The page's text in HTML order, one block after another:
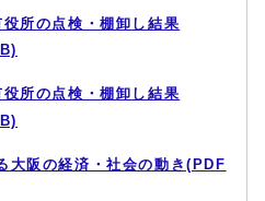
所の点検・棚卸し結果
所の点検・棚卸し結果
阪の経済・社会の動き(PDF